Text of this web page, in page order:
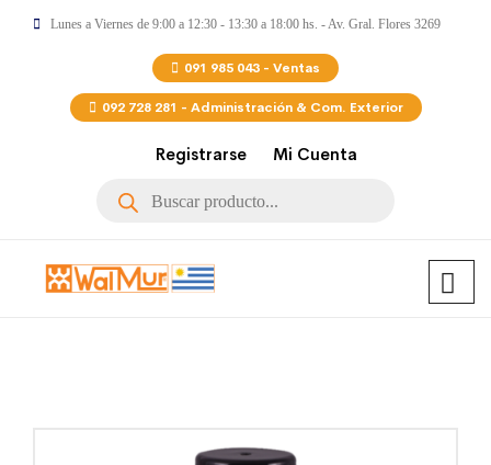
Lunes a Viernes de 9:00 a 12:30 - 13:30 a 18:00 hs. - Av. Gral. Flores 3269
091 985 043 - Ventas
092 728 281 - Administración & Com. Exterior
Registrarse Mi Cuenta